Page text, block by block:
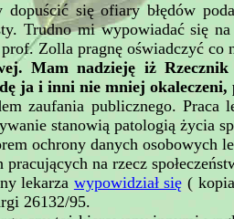
się ofiary błędów
Trudno mi wypowiadać się
Zolla pragnę oświadczyć co
Mam nadzieję iż
ja i inni nie mniej okaleczeni,
zaufania publicznego.
stanowią patologią życia
ochrony danych osobowych
na rzecz
lekarza wypowidział się (
26132/95.